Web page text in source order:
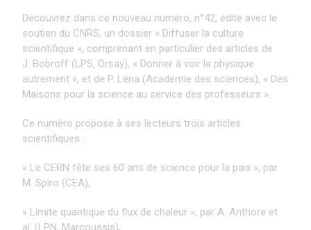
Découvrez dans ce nouveau numéro, n°42, édité avec le
soutien du CNRS, un dossier « Diffuser la culture
scientifique », comprenant en particulier des articles de
J. Bobroff (LPS, Orsay), « Donner à voir la physique
autrement », et de P. Léna (Académie des sciences), « Des
Maisons pour la science au service des professeurs ».
Ce numéro propose à ses lecteurs trois articles
scientifiques :
« Le CERN fête ses 60 ans de science pour la paix », par
M. Spiro (CEA),
« Limite quantique du flux de chaleur », par A. Anthore et
al. (LPN, Marcoussis),